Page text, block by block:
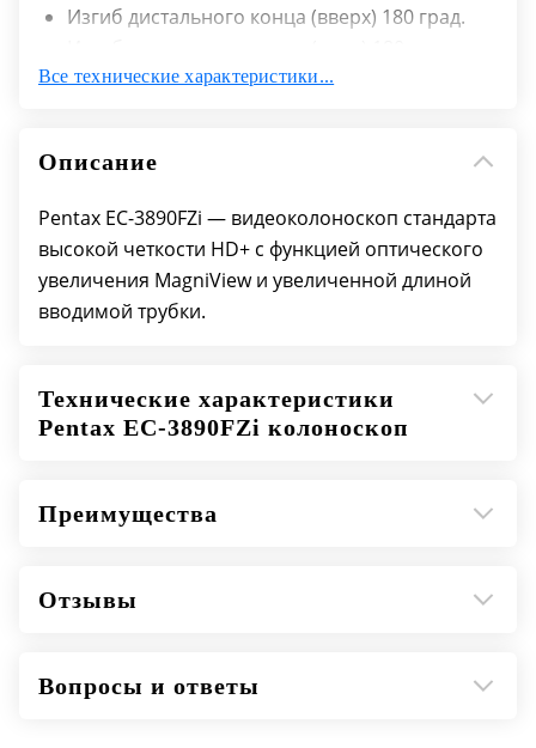
Изгиб дистального конца (вверх) 180 град.
Изгиб дистального конца (влево) 160 град.
конца 13,2 мм.
Диаметр вводимой трубки 13,2 мм.
Диаметр рабочего канала 3,8 мм.
Рабочая длина вводимой трубки 1500 мм.
Общая длина 1823 мм.
Все технические характеристики...
Описание
Pentax EC-3890FZi — видеоколоноскоп стандарта
высокой четкости HD+ с функцией оптического
увеличения MagniView и увеличенной длиной
вводимой трубки.
Технические характеристики
Pentax EC-3890FZi колоноскоп
Преимущества
Отзывы
Вопросы и ответы